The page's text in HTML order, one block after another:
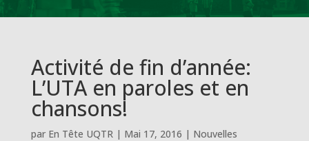
Activité de fin d’année:
L’UTA en paroles et en
chansons!
par En Tête UQTR| Mai 17, 2016 | Nouvelles